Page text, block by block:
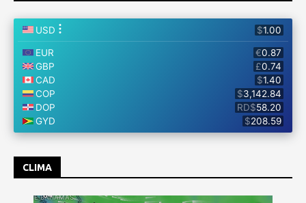
CLIMA